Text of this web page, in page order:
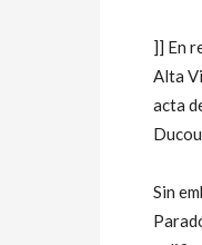
]] En
Alta
acta
Sin